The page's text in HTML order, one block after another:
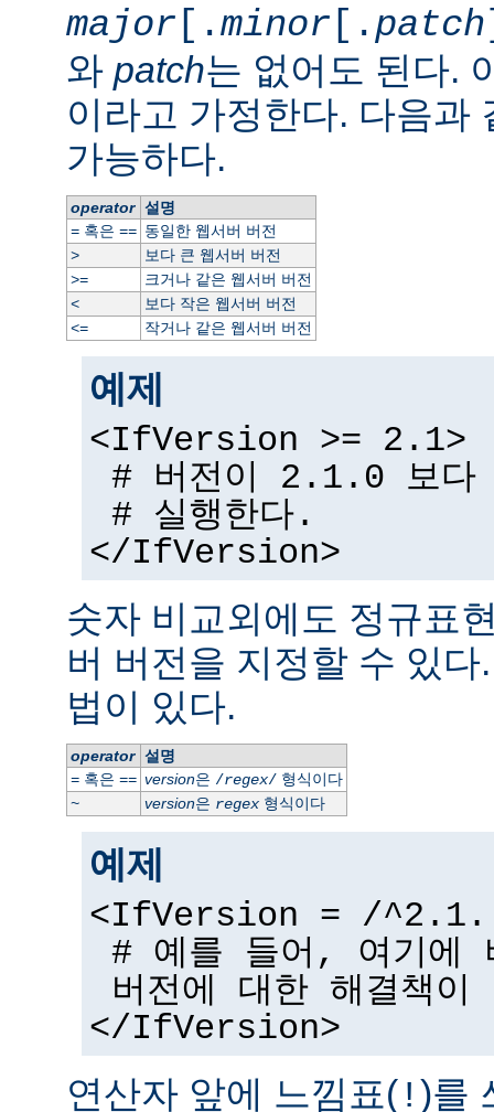
major [.minor [. patch
와 patch는 없어도 된다.
이라고 가정한다. 다음과
가능하다.
operator 설명
=혹은 == 동일한 웹서버 버전
>
보다 큰 웹서버 버전
>=
크거나 같은 웹서버 버전
<
보다 작은 웹서버 버전
<=
작거나 같은 웹서버 버전
예제
<IfVersion >= 2.1>
# 버전이 2.1.0 보다
# 실행한다.
</IfVersion>
숫자 비교외에도 정규표
버 버전을 지정할 수 있
법이 있다.
operator 설명
=혹은 == version은 /regex/형식이다
~
version은 regex형식이다
예제
<IfVersion = /
# 예를 들어, 여기에
버전에 대한 해결책이
</IfVersion>
연산자 앞에 느낌표( ! )를